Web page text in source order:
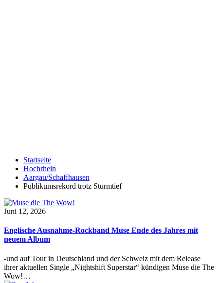
Startseite
Hochrhein
Aargau/Schaffhausen
Publikumsrekord trotz Sturmtief
Juni 12, 2026
Englische Ausnahme-Rockband Muse Ende des Jahres mit
neuem Album
-und auf Tour in Deutschland und der Schweiz mit dem Release
ihrer aktuellen Single „Nightshift Superstar“ kündigen Muse die The
Wow!…